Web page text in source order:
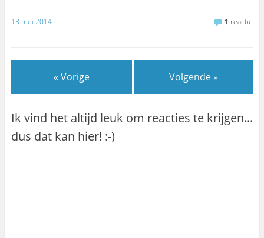
13 mei 2014 1 reactie
« Vorige Volgende »
Ik vind het altijd leuk om reacties te krijgen...
dus dat kan hier! :-)